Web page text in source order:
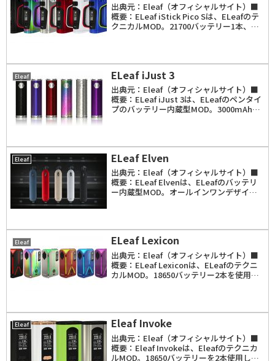
出典元：Eleaf（オフィシャルサイト）■
概要：ELeaf iStick Pico Sは、ELeafのテ
クニカルMOD。21700バッテリー1本、ま
Eleaf ELeaf iJust 3
出典元：Eleaf（オフィシャルサイト）■
概要：ELeaf iJust 3は、ELeafのペンタイ
プのバッテリー内蔵型MOD。3000mAhバ
Eleaf ELeaf Elven
出典元：Eleaf（オフィシャルサイト）■
概要：ELeaf Elvenは、ELeafのバッテリ
ー内蔵型MOD。オールインワンデザイン
Eleaf ELeaf Lexicon
出典元：Eleaf（オフィシャルサイト）■
概要：ELeaf Lexiconは、ELeafのテクニ
カルMOD。18650バッテリー2本を使用
Eleaf Eleaf Invoke
出典元：Eleaf（オフィシャルサイト）■
概要：Eleaf Invokeは、Eleafのテクニカ
ルMOD。18650バッテリーを2本使用し、